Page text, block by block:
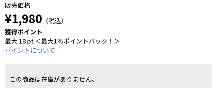
販売価格
¥1,980 （税込）
獲得ポイント
最大 18 pt ＜最大1％ポイントバック！＞
ポイントについて
この商品は在庫がありません。